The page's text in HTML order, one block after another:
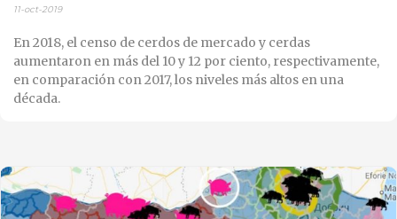
11-oct-2019
En 2018, el censo de cerdos de mercado y cerdas
aumentaron en más del 10 y 12 por ciento, respectivamente,
en comparación con 2017, los niveles más altos en una
década.